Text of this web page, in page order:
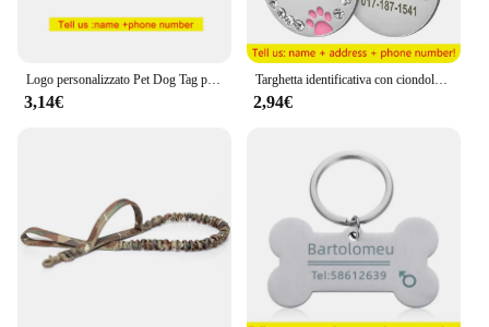
Logo personalizzato Pet Dog Tag portachiavi personalizzato per cani e gatti Anti-perso Pet ID Tag ciondolo forniture per animali all'ingrosso
3,14€
Targhetta identificativa con ciondolo con nome in Pet inciso in acciaio inossidabile collana con ciondolo con diamante inciso Anti-smarrimento personalizzato per ID cane gatto
2,94€